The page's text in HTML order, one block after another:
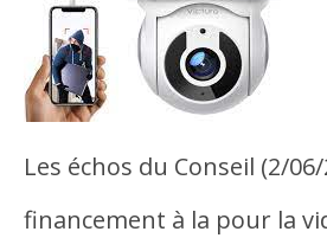
Les échos du Conseil (2/
financement à la pour la